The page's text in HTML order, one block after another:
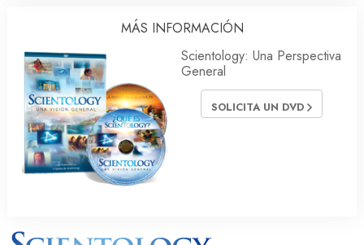
MÁS INFORMACIÓN
Scientology: Una Perspectiva
General
SOLICITA UN DVD